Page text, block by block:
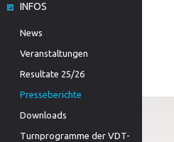
INFOS
News
Veranstaltungen
Resultate 25/26
Presseberichte
Downloads
Turnprogramme der VDT-